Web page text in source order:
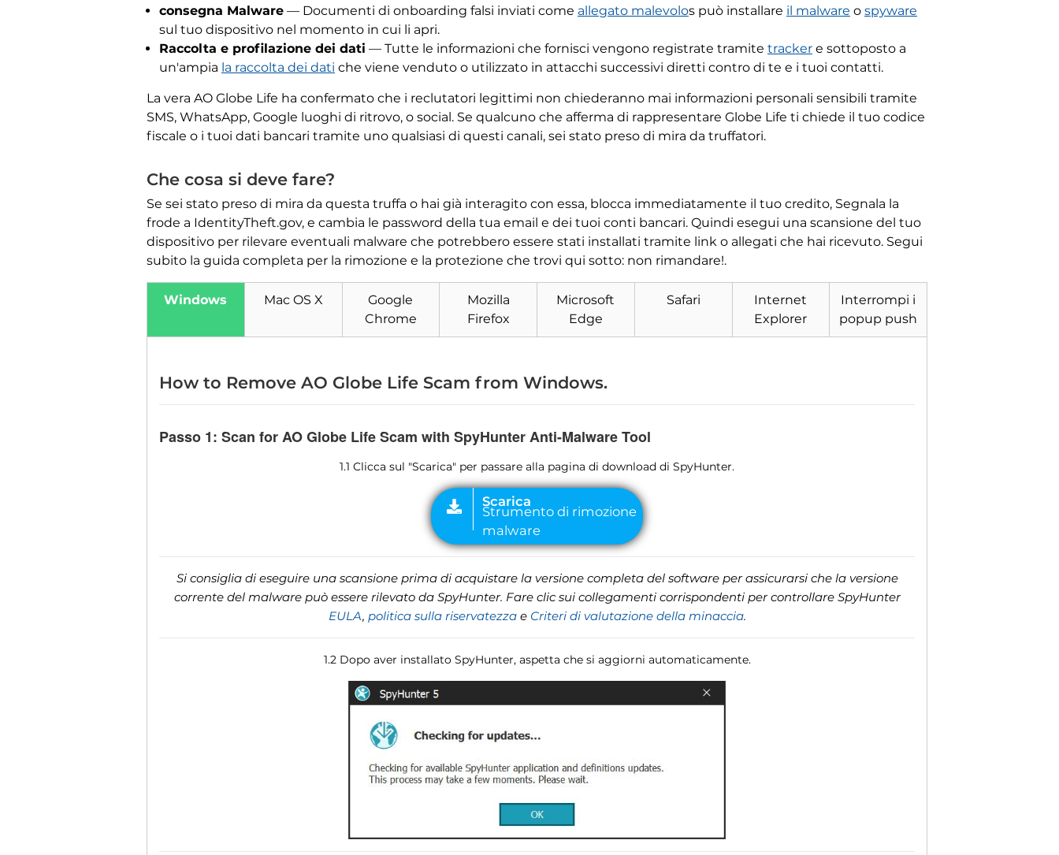
consegna Malware — Documenti di onboarding falsi inviati come allegato malevolos può installare il malware o spyware
sul tuo dispositivo nel momento in cui li apri.
Raccolta e profilazione dei dati — Tutte le informazioni che fornisci vengono registrate tramite tracker e sottoposto a
un'ampia la raccolta dei dati che viene venduto o utilizzato in attacchi successivi diretti contro di te e i tuoi contatti.
La vera AO Globe Life ha confermato che i reclutatori legittimi non chiederanno mai informazioni personali sensibili tramite
SMS, WhatsApp, Google luoghi di ritrovo, o social. Se qualcuno che afferma di rappresentare Globe Life ti chiede il tuo codice
fiscale o i tuoi dati bancari tramite uno qualsiasi di questi canali, sei stato preso di mira da truffatori.
Che cosa si deve fare?
Se sei stato preso di mira da questa truffa o hai già interagito con essa, blocca immediatamente il tuo credito, Segnala la
frode a IdentityTheft.gov, e cambia le password della tua email e dei tuoi conti bancari. Quindi esegui una scansione del tuo
dispositivo per rilevare eventuali malware che potrebbero essere stati installati tramite link o allegati che hai ricevuto. Segui
subito la guida completa per la rimozione e la protezione che trovi qui sotto: non rimandare!.
Windows Mac OS X
Google
Chrome
Mozilla
Firefox
Microsoft
Edge
Safari
Internet
Explorer
Interrompi i
popup push
How to Remove AO Globe Life Scam from Windows.
Passo 1: Scan for AO Globe Life Scam with SpyHunter Anti-Malware Tool
1.1 Clicca sul "Scarica" per passare alla pagina di download di SpyHunter.
Strumento di rimozione
malware
Si consiglia di eseguire una scansione prima di acquistare la versione completa del software per assicurarsi che la versione
corrente del malware può essere rilevato da SpyHunter. Fare clic sui collegamenti corrispondenti per controllare SpyHunter
EULA, politica sulla riservatezzae Criteri di valutazione della minaccia.
1.2 Dopo aver installato SpyHunter, aspetta che si aggiorni automaticamente.